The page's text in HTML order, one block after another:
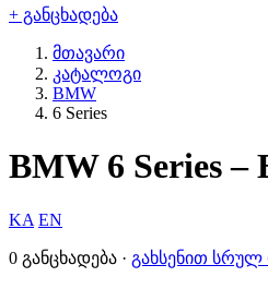
+ განცხადება
მთავარი
კატალოგი
BMW
6 Series
BMW 6 Series
KA EN
0 განცხადება · გახსენით